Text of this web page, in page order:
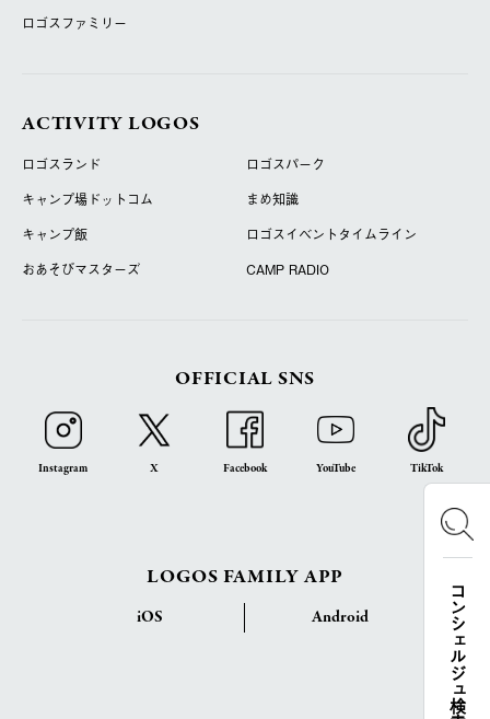
コンシェルジュ検索
ロゴスファミリー
ACTIVITY LOGOS
ロゴスランド
ロゴスパーク
キャンプ場ドットコム
まめ知識
キャンプ飯
ロゴスイベントタイムライン
おあそびマスターズ
CAMP RADIO
OFFICIAL SNS
Instagram X Facebook YouTube TikTok
LOGOS FAMILY APP
iOS Android